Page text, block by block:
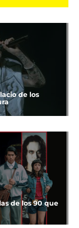
de los
de los 90 que